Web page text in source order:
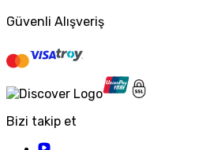
Güvenli Alışveriş
Bizi takip et